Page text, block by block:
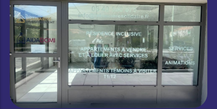
Garde d’enfants
Jardinage & Bricolage
Aide aux personnes âgées
Accompagnement du handicap
Téléassistance